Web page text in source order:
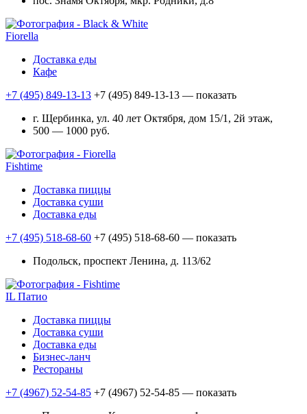
Fiorella
Доставка еды
Кафе
+7 (495) 849-13-13 +7 (495) 849-13-13 — показать
г. Щербинка, ул. 40 лет Октября, дом 15/1, 2й этаж,
500 — 1000 руб.
Fishtime
Доставка пиццы
Доставка суши
Доставка еды
+7 (495) 518-68-60 +7 (495) 518-68-60 — показать
Подольск, проспект Ленина, д. 113/62
IL Патио
Доставка пиццы
Доставка суши
Доставка еды
Бизнес-ланч
Рестораны
+7 (4967) 52-54-85 +7 (4967) 52-54-85 — показать